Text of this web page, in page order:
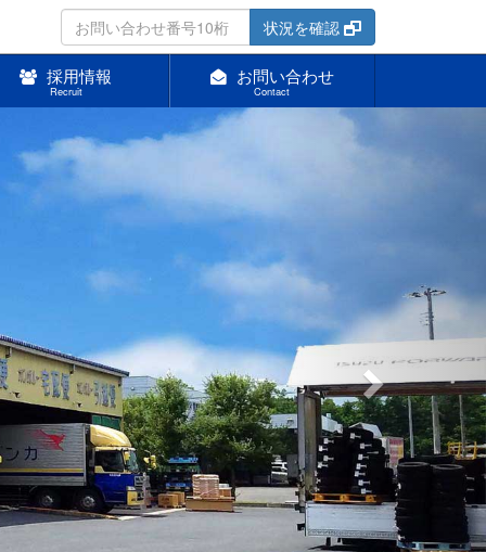
状況を確認
採用情報
Recruit
お問い合わせ
Contact
Next